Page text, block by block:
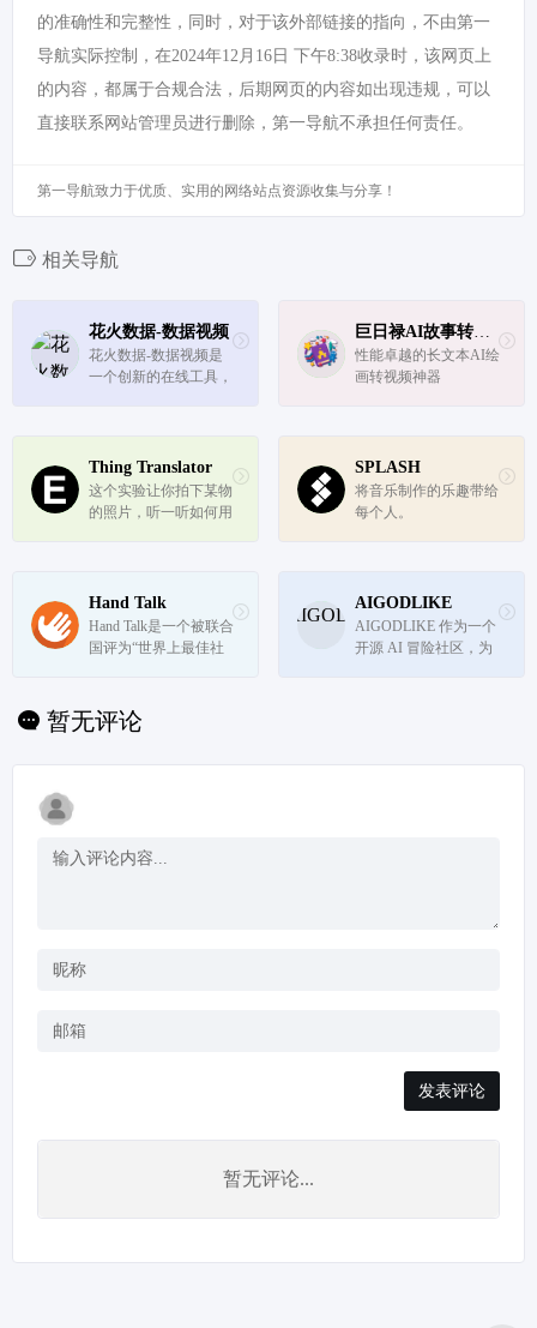
的准确性和完整性，同时，对于该外部链接的指向，不由第一
导航实际控制，在2024年12月16日 下午8:38收录时，该网页上
的内容，都属于合规合法，后期网页的内容如出现违规，可以
直接联系网站管理员进行删除，第一导航不承担任何责任。
第一导航致力于优质、实用的网络站点资源收集与分享！
相关导航
花火数据-数据视频
花火数据-数据视频是
一个创新的在线工具，
销等多个领域中更有效
地沟通和分享数据信
息。
巨日禄AI故事转视频神器
性能卓越的长文本AI绘
画转视频神器
Thing Translator
这个实验让你拍下某物
的照片，听一听如何用
例，而不需要深入研究
机器学习的细节。
SPLASH
将音乐制作的乐趣带给
每个人。
Hand Talk
Hand Talk是一个被联合
国评为“世界上最佳社
语到美国手语（ASL）
和葡萄牙语到巴西手语
AIGODLIKE
AIGODLIKE 作为一个
开源 AI 冒险社区，为
暂无评论
发表评论
暂无评论...